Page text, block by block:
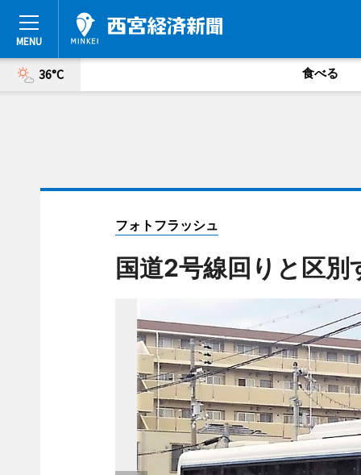
36°C 食べる
フォトフラッシュ
国道2号線回りと区